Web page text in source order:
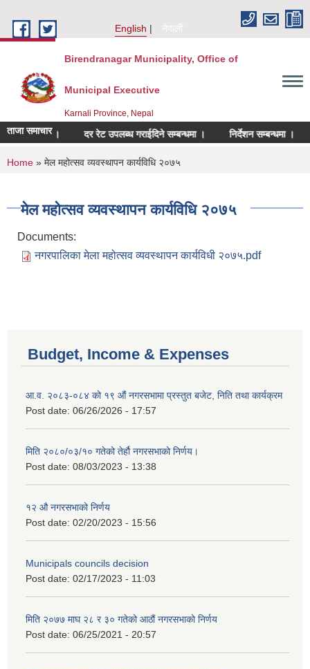
English
नेपाली
Birendranagar Municipality, Office of
Municipal Executive
Karnali Province, Nepal
ताजा समाचार
सम्बन्धमा । दर रेट उपलब्ध गराईदिने सम्बन्धमा । निर्देशन सम्बन्धमा ।
You are here
Home » मेल महोत्सव व्यवस्थापन कार्यविधि २०७५
मेल महोत्सव व्यवस्थापन कार्यविधि २०७५
Documents:
नगरपालिका मेला महोत्सव व्यवस्थापन कार्यविधी २०७५.pdf
Budget, Income & Expenses
आ.व. २०८३-०८४ को १९ औं नगरसभामा प्रस्तुत बजेट, निति तथा कार्यक्रम
Post date: 06/26/2026 - 17:57
मिति २०८०/०३/१० गतेको तेर्हौ नगरसभाको निर्णय।
Post date: 08/03/2023 - 13:38
१२ औ नगरसभाको निर्णय
Post date: 02/20/2023 - 15:56
Municipals councils decision
Post date: 02/17/2023 - 11:03
मिति २०७७ माघ २८ र ३० गतेको आठौं नगरसभाको निर्णय
Post date: 06/25/2021 - 20:57